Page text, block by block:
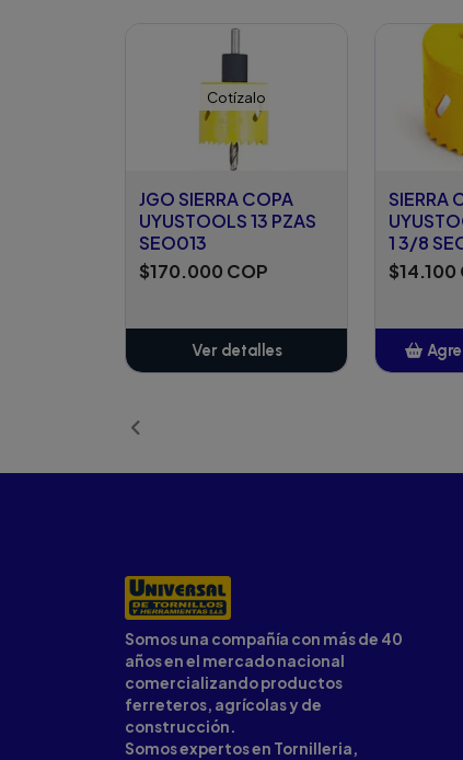
Cotízalo
JGO SIERRA COPA
UYUSTOOLS 13 PZAS
SEO013
$170.000 COP
Ver detalles
SIERRA
1 3/8
$14.100
Somos una compañía con más de 40
años en el mercado nacional
comercializando productos
ferreteros, agrícolas y de
construcción.
Somos expertos en Tornilleria,